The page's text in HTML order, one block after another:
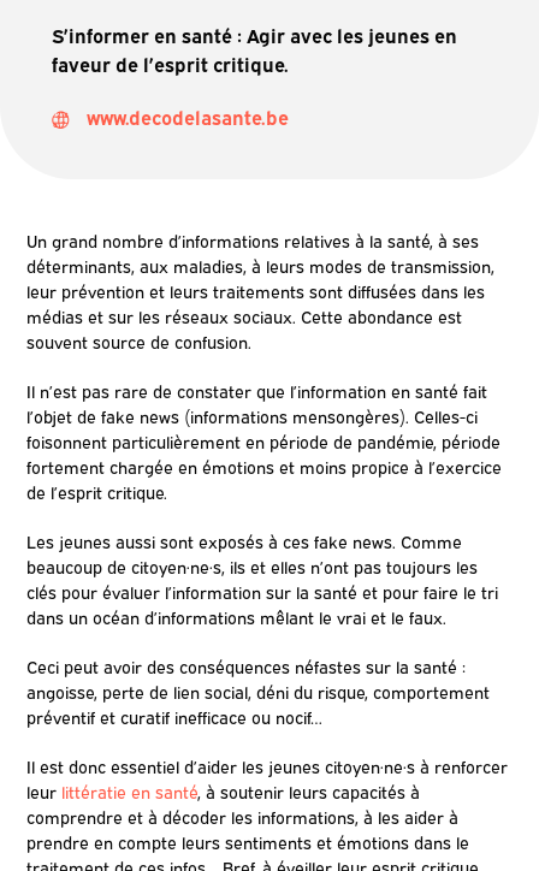
S’informer en santé : Agir avec les jeunes en
faveur de l’esprit critique.
www.decodelasante.be
Un grand nombre d’informations relatives à la santé, à ses
déterminants, aux maladies, à leurs modes de transmission,
leur prévention et leurs traitements sont diffusées dans les
médias et sur les réseaux sociaux. Cette abondance est
souvent source de confusion.
Il n’est pas rare de constater que l’information en santé fait
l’objet de fake news (informations mensongères). Celles-ci
foisonnent particulièrement en période de pandémie, période
fortement chargée en émotions et moins propice à l’exercice
de l’esprit critique.
Les jeunes aussi sont exposés à ces fake news. Comme
beaucoup de citoyen·ne·s, ils et elles n’ont pas toujours les
clés pour évaluer l’information sur la santé et pour faire le tri
dans un océan d’informations mêlant le vrai et le faux.
Ceci peut avoir des conséquences néfastes sur la santé :
angoisse, perte de lien social, déni du risque, comportement
préventif et curatif inefficace ou nocif…
Il est donc essentiel d’aider les jeunes citoyen·ne·s à renforcer
leur littératie en santé, à soutenir leurs capacités à
comprendre et à décoder les informations, à les aider à
prendre en compte leurs sentiments et émotions dans le